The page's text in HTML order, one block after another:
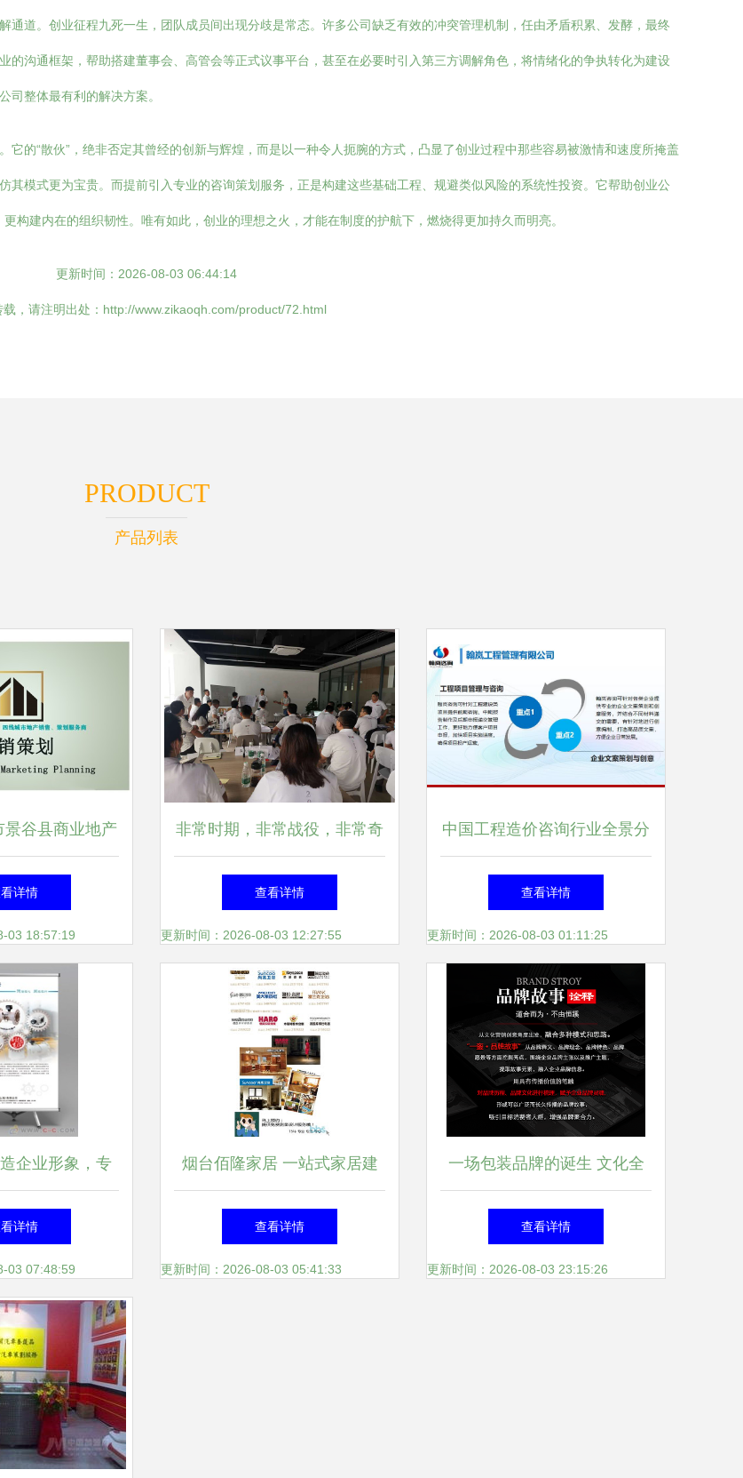
道。创业征程九死一生，团队成员间出现分歧是常态。许多公司缺乏有效的冲突管理机制，任由矛盾积累、发酵，最终
沟通框架，帮助搭建董事会、高管会等正式议事平台，甚至在必要时引入第三方调解角色，将情绪化的争执转化为建设
司整体最有利的解决方案。
的“散伙”，绝非否定其曾经的创新与辉煌，而是以一种令人扼腕的方式，凸显了创业过程中那些容易被激情和速度所掩盖
模式更为宝贵。而提前引入专业的咨询策划服务，正是构建这些基础工程、规避类似风险的系统性投资。它帮助创业公
构建内在的组织韧性。唯有如此，创业的理想之火，才能在制度的护航下，燃烧得更加持久而明亮。
更新时间：2026-08-03 06:44:14
载，请注明出处：http://www.zikaoqh.com/product/72.html
PRODUCT
产品列表
景谷县商业地产
司--天玄置业
详情
03 18:57:19
非常时期，非常战役，非常奇
迹——7月28日南方略咨询助
力深圳帝迈医疗2020上半年总
结大会圆满成功！
查看详情
更新时间：2026-08-03 12:27:55
中国工程造价咨询行业全景分
析 政策导向、市场现状与未
来趋势
查看详情
更新时间：2026-08-03 01:11:25
企业形象，专
咨询策划服务
详情
03 07:48:59
烟台佰隆家居 一站式家居建
材设计与服务专家
查看详情
更新时间：2026-08-03 05:41:33
一场包装品牌的诞生 文化全
案公司的生命解读
查看详情
更新时间：2026-08-03 23:15:26